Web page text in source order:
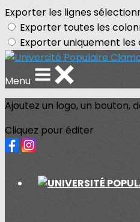
Exporter les lignes
Exporter toutes les
Exporter uniquement
Menu
Ajoutez un logo, un bouton,
Cliquez pour éditer